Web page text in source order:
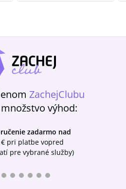
ZachejClubu
výhod:
zadarmo nad
pri platbe vopred
pre vybrané služby)